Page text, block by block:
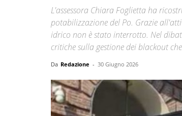
L'assessora Chiara Foglietta ha
potabilizzazione del Po. Grazie
idrico non è stato interrotto. Nel
critiche sulla gestione dei blackout
Da Redazione - 30 Giugno 2026